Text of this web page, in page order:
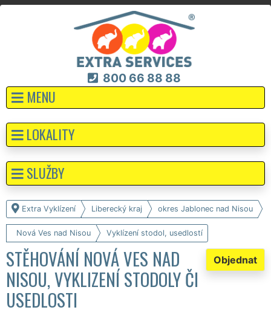
800 66 88 88
MENU
Extra Vyklízení Liberecký kraj okres Jablonec nad Nisou
Nová Ves nad Nisou Vyklízení stodol, usedlostí
Objednat
STĚHOVÁNÍ NOVÁ VES NAD
NISOU, VYKLIZENÍ STODOLY ČI
USEDLOSTI
LOKALITY
SLUŽBY